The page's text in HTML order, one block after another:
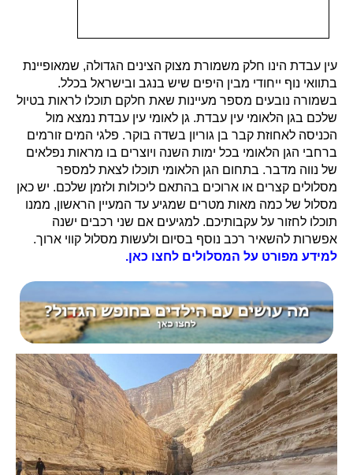
עין עבדת הינו חלק משמורת מצוק הצינים הגדולה, שמאופיינת
בתוואי נוף ייחודי מבין היפים שיש בנגב ובישראל בכלל.
בשמורה נובעים מספר מעיינות שאת חלקם תוכלו לראות בטיול
שלכם בגן הלאומי עין עבדת. גן לאומי עין עבדת נמצא מול
הכניסה לאחוזת קבר בן גוריון בשדה בוקר. פלגי המים זורמים
ברחבי הגן הלאומי בכל ימות השנה ויוצרים בו מראות נפלאים
של נווה מדבר. בתחום הגן הלאומי תוכלו לצאת למספר
מסלולים קצרים או ארוכים בהתאם ליכולות ולזמן שלכם. יש כאן
מסלול של כמה מאות מטרים שמגיע עד המעיין הראשון, ממנו
תוכלו לחזור על עקבותיכם. למגיעים אם שני רכבים ישנה
אפשרות להשאיר רכב נוסף בסיום ולעשות מסלול קווי ארוך.
למידע מפורט על המסלולים לחצו כאן.